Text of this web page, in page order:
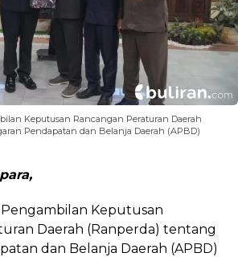
Keputusan Rancangan Peraturan Daerah
Pendapatan dan Belanja Daerah (APBD)
Keputusan
Daerah (Ranperda) tentang
dan Belanja Daerah (APBD)